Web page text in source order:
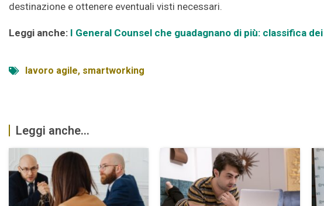
destinazione e ottenere eventuali visti necessari.
Leggi anche: I General Counsel che guadagnano di più: classifica
lavoro agile, smartworking
Leggi anche...